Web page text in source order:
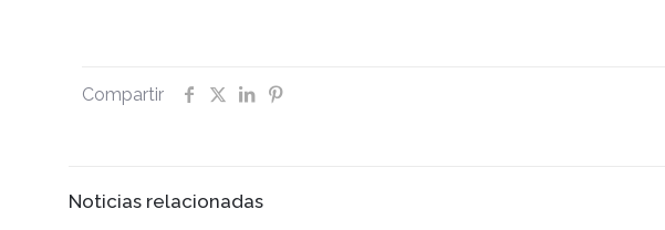
Compartir
Noticias relacionadas